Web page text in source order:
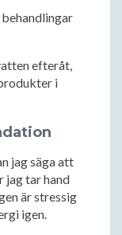
efteråt,
i
jag säga att
jag tar hand
är stressig
igen.